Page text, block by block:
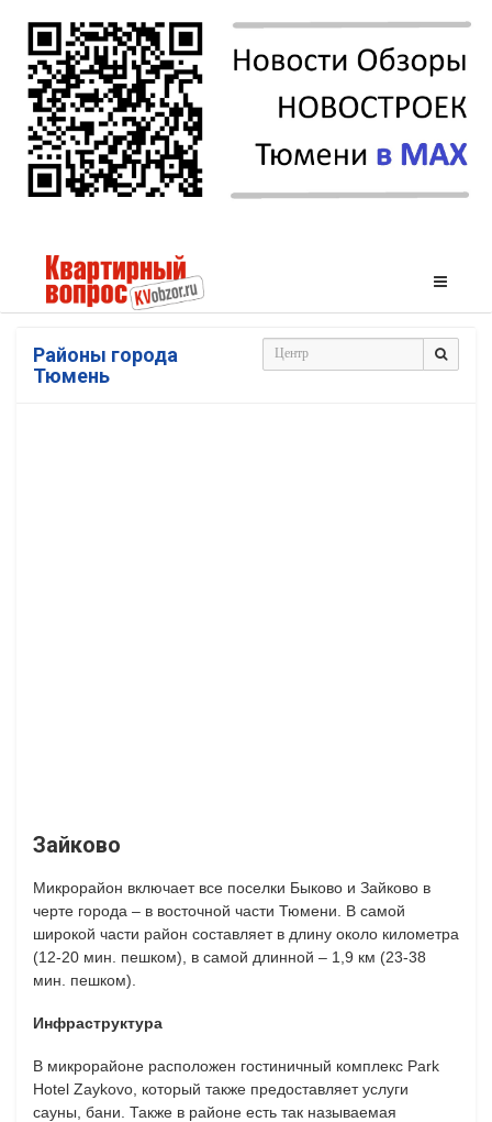
Районы города
Тюмень
Зайково
Микрорайон включает все поселки Быково и Зайково в
черте города – в восточной части Тюмени. В самой
широкой части район составляет в длину около километра
(12-20 мин. пешком), в самой длинной – 1,9 км (23-38
мин. пешком).
Инфраструктура
В микрорайоне расположен гостиничный комплекс Park
Hotel Zaykovo, который также предоставляет услуги
сауны, бани. Также в районе есть так называемая